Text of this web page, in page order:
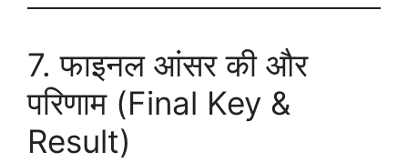
7. फाइनल आंसर की और
परिणाम (Final Key &
Result)